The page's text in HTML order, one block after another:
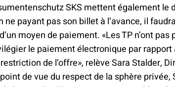
SKS mettent également le
payant pas son billet à l’avance, il
moyen de paiement. «Les TP n’ont
le paiement électronique par
de l’offre», relève Sara Stalder,
de vue du respect de la sphère privée,